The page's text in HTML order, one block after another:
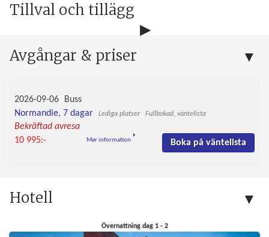
Tillval och tillägg
Avgångar & priser
2026-09-06
Buss
Normandie, 7 dagar
Bekräftad avresa
Fullbokad, väntelista
10 995:- Boka på väntelista
Mer information
Hotell
Övernattning dag 1 - 2